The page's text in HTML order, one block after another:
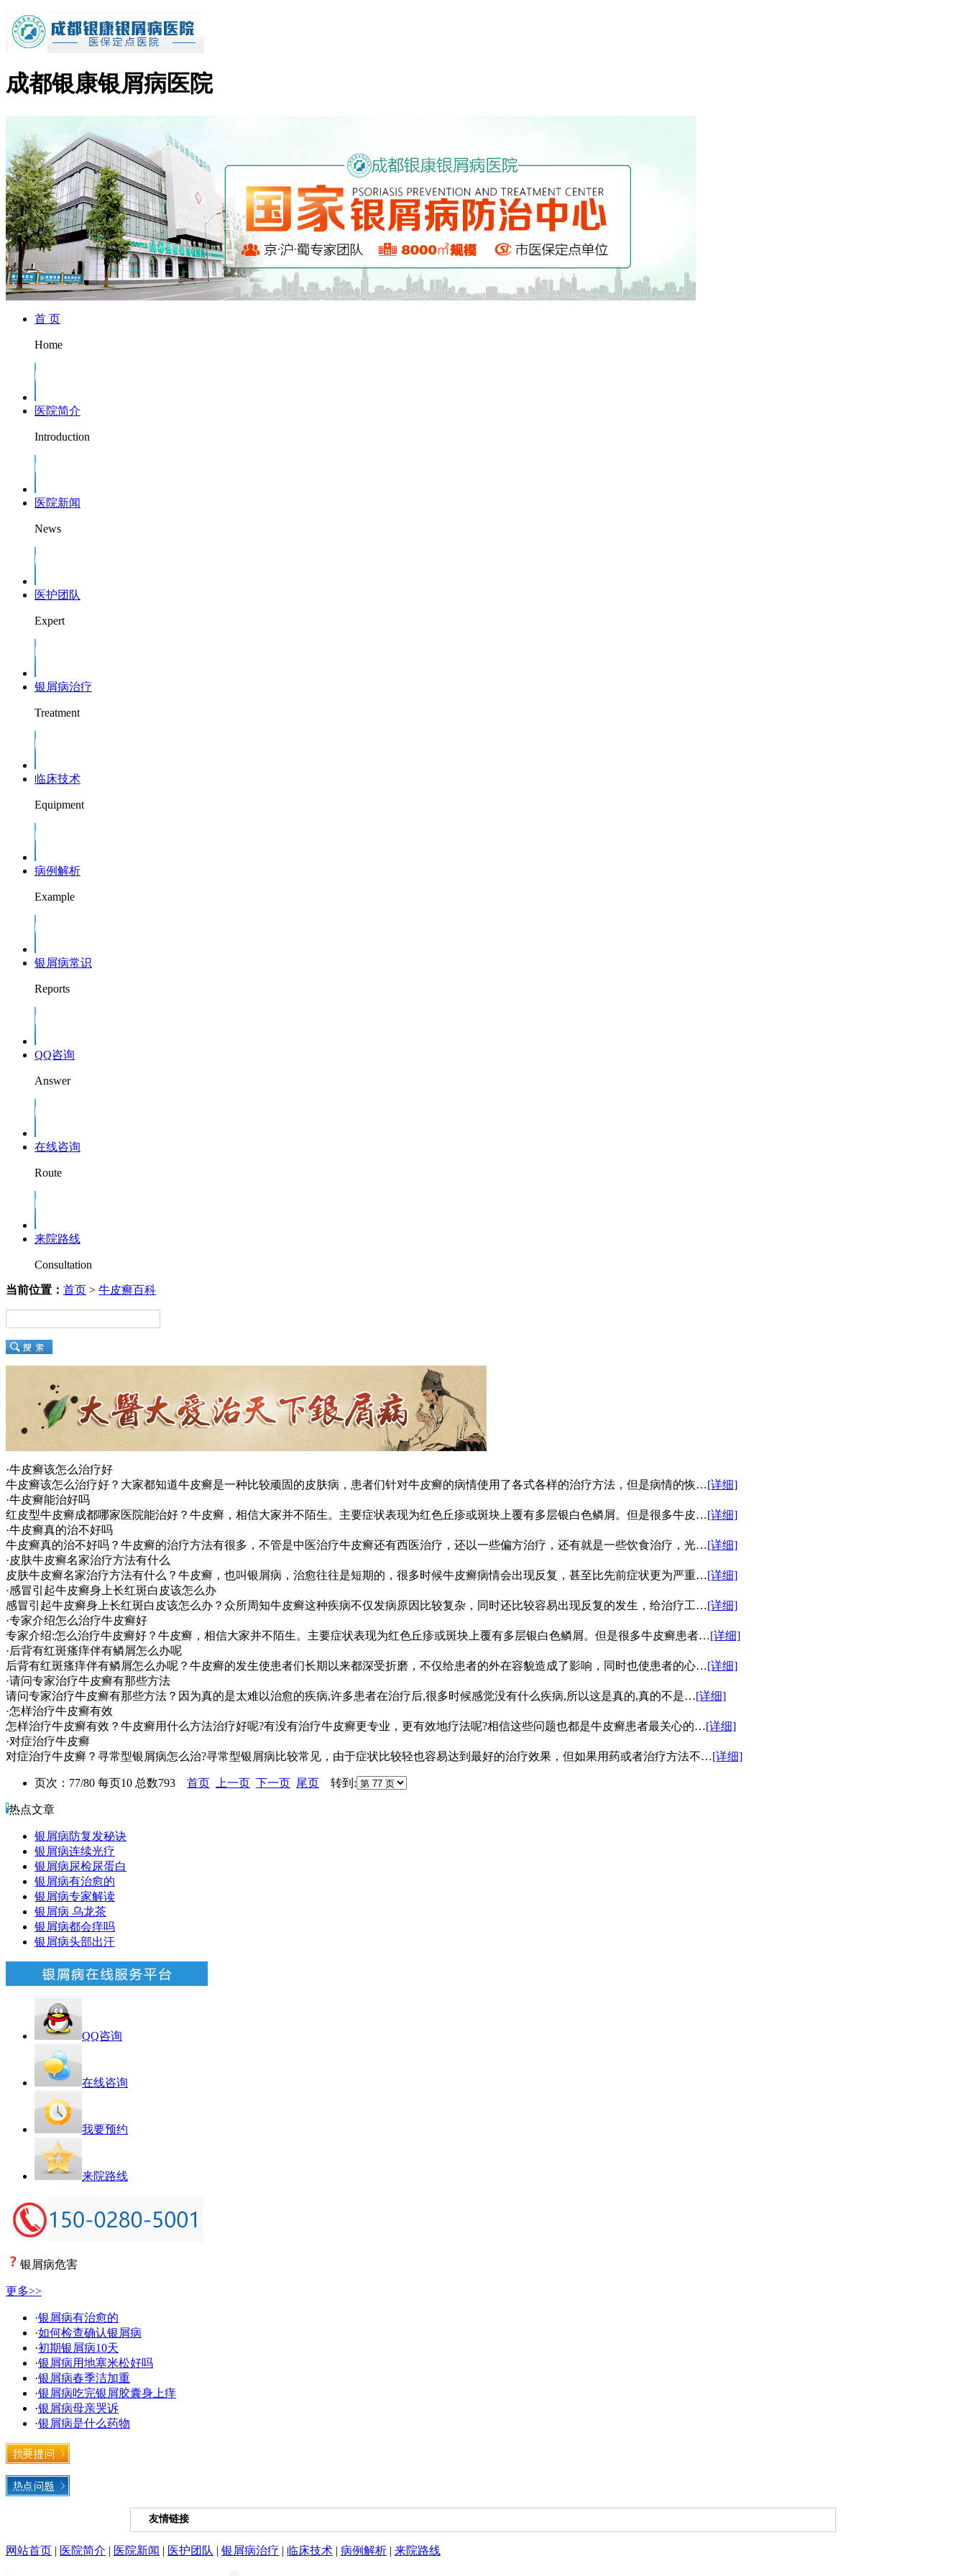
成都银康银屑病医院
首 页
Home
医院简介
Introduction
医院新闻
News
医护团队
Expert
银屑病治疗
Treatment
临床技术
Equipment
病例解析
Example
银屑病常识
Reports
QQ咨询
Answer
在线咨询
Route
来院路线
Consultation
当前位置： 首页 > 牛皮癣百科
·牛皮癣该怎么治疗好
牛皮癣该怎么治疗好？大家都知道牛皮癣是一种比较顽固的皮肤病，患者们针对牛皮癣的病情使用了各式各样的治疗方法，但是病情的恢…[详细]
·牛皮癣能治好吗
红皮型牛皮癣成都哪家医院能治好？牛皮癣，相信大家并不陌生。主要症状表现为红色丘疹或斑块上覆有多层银白色鳞屑。但是很多牛皮…[详细]
·牛皮癣真的治不好吗
牛皮癣真的治不好吗？牛皮癣的治疗方法有很多，不管是中医治疗牛皮癣还有西医治疗，还以一些偏方治疗，还有就是一些饮食治疗，光…[详细]
·皮肤牛皮癣名家治疗方法有什么
皮肤牛皮癣名家治疗方法有什么？牛皮癣，也叫银屑病，治愈往往是短期的，很多时候牛皮癣病情会出现反复，甚至比先前症状更为严重…[详细]
·感冒引起牛皮癣身上长红斑白皮该怎么办
感冒引起牛皮癣身上长红斑白皮该怎么办？众所周知牛皮癣这种疾病不仅发病原因比较复杂，同时还比较容易出现反复的发生，给治疗工…[详细]
·专家介绍怎么治疗牛皮癣好
专家介绍:怎么治疗牛皮癣好？牛皮癣，相信大家并不陌生。主要症状表现为红色丘疹或斑块上覆有多层银白色鳞屑。但是很多牛皮癣患者…[详细]
·后背有红斑瘙痒伴有鳞屑怎么办呢
后背有红斑瘙痒伴有鳞屑怎么办呢？牛皮癣的发生使患者们长期以来都深受折磨，不仅给患者的外在容貌造成了影响，同时也使患者的心…[详细]
·请问专家治疗牛皮癣有那些方法
请问专家治疗牛皮癣有那些方法？因为真的是太难以治愈的疾病,许多患者在治疗后,很多时候感觉没有什么疾病,所以这是真的,真的不是…[详细]
·怎样治疗牛皮癣有效
怎样治疗牛皮癣有效？牛皮癣用什么方法治疗好呢?有没有治疗牛皮癣更专业，更有效地疗法呢?相信这些问题也都是牛皮癣患者最关心的…[详细]
·对症治疗牛皮癣
对症治疗牛皮癣？寻常型银屑病怎么治?寻常型银屑病比较常见，由于症状比较轻也容易达到最好的治疗效果，但如果用药或者治疗方法不…[详细]
页次：77/80 每页10 总数793 首页 上一页 下一页 尾页 转到:
热点文章
银屑病防复发秘诀
银屑病连续光疗
银屑病尿检尿蛋白
银屑病有治愈的
银屑病专家解读
银屑病 乌龙茶
银屑病都会痒吗
银屑病头部出汗
QQ咨询
在线咨询
我要预约
来院路线
银屑病危害
更多>>
·银屑病有治愈的
·如何检查确认银屑病
·初期银屑病10天
·银屑病用地塞米松好吗
·银屑病春季洁加重
·银屑病吃完银屑胶囊身上痒
·银屑病母亲哭诉
·银屑病是什么药物
友情链接
网站首页 | 医院简介 | 医院新闻 | 医护团队 | 银屑病治疗 | 临床技术 | 病例解析 | 来院路线